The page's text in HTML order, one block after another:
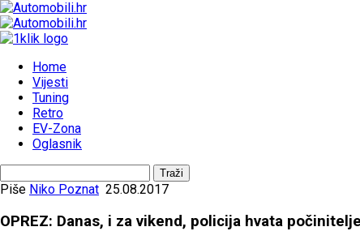
Home
Vijesti
Tuning
Retro
EV-Zona
Oglasnik
Piše Niko Poznat 25.08.2017
OPREZ: Danas, i za vikend, policija hvata